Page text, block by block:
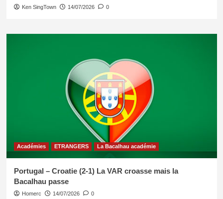
Ken SingTown 14/07/2026 0
Académies ETRANGERS La Bacalhau académie
Portugal – Croatie (2-1) La VAR croasse mais la
Bacalhau passe
Homerc 14/07/2026 0